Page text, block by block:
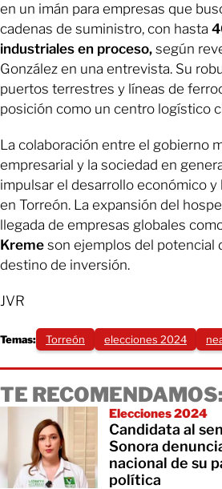
en un imán para empresas que
cadenas de suministro, con hasta
industriales en proceso, según
González en una entrevista. Su
puertos terrestres y líneas de
posición como un centro logístico
La colaboración entre el gobierno
empresarial y la sociedad en
impulsar el desarrollo económico
en Torreón. La expansión del
llegada de empresas globales
Kreme son ejemplos del potencial
destino de inversión.
JVR
Temas: Torreón elecciones 2024
TE RECOMENDAMOS:
Elecciones 2024
Candidata al
Sonora
nacional de su
política